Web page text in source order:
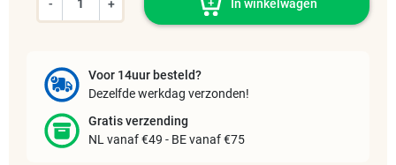
- + In winkelwagen
Voor 14uur besteld?
Dezelfde werkdag verzonden!
Gratis verzending
NL vanaf €49 - BE vanaf €75